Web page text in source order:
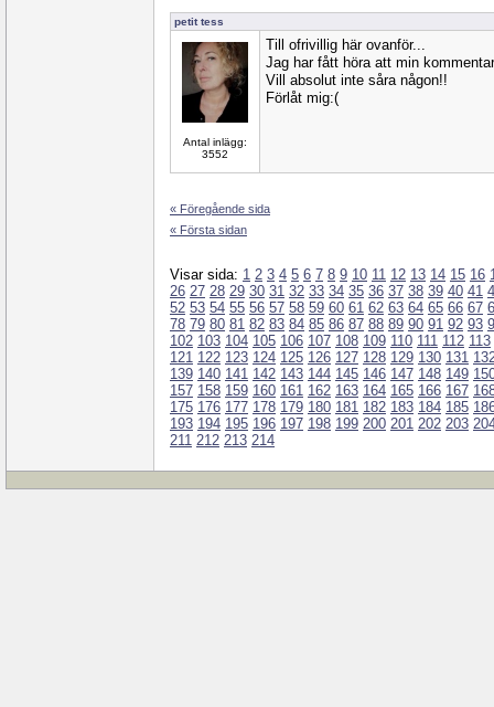
petit tess
Antal inlägg:
3552
Till ofrivillig här ovanför...
Jag har fått höra att min
Vill absolut inte såra någon!!
Förlåt mig:(
« Föregående sida
« Första sidan
Visar sida: 1 2 3 4 5 6 7 8 9 10 11 12 13 14 15 16
26 27 28 29 30 31 32 33 34 35 36 37 38 39 40 41
52 53 54 55 56 57 58 59 60 61 62 63 64 65 66 67
78 79 80 81 82 83 84 85 86 87 88 89 90 91 92 93
102 103 104 105 106 107 108 109 110 111 112 113
121 122 123 124 125 126 127 128 129 130 131
139 140 141 142 143 144 145 146 147 148 149
157 158 159 160 161 162 163 164 165 166 167
175 176 177 178 179 180 181 182 183 184 185
193 194 195 196 197 198 199 200 201 202 203
211 212 213 214